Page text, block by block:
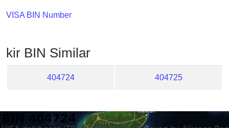
VISA BIN Number
kir BIN Similar
404724 404725